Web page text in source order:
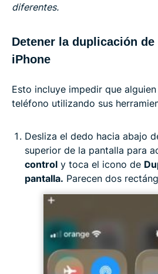
diferentes.
Detener la duplicación de
iPhone
Esto incluye impedir que
teléfono utilizando sus
Desliza el dedo hacia abajo
superior de la pantalla para
control y toca el icono de
pantalla. Parecen dos